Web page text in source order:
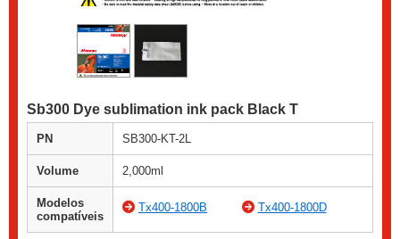
Sb300 Dye sublimation ink pack Black T
PN SB300-KT-2L
Volume 2,000ml
Modelos
compatíveis
Tx400-1800B Tx400-1800D